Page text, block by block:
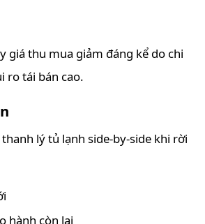
giá thu mua giảm đáng kể do chi
ro tái bán cao.
lý tủ lạnh side-by-side khi rời
hành còn lại